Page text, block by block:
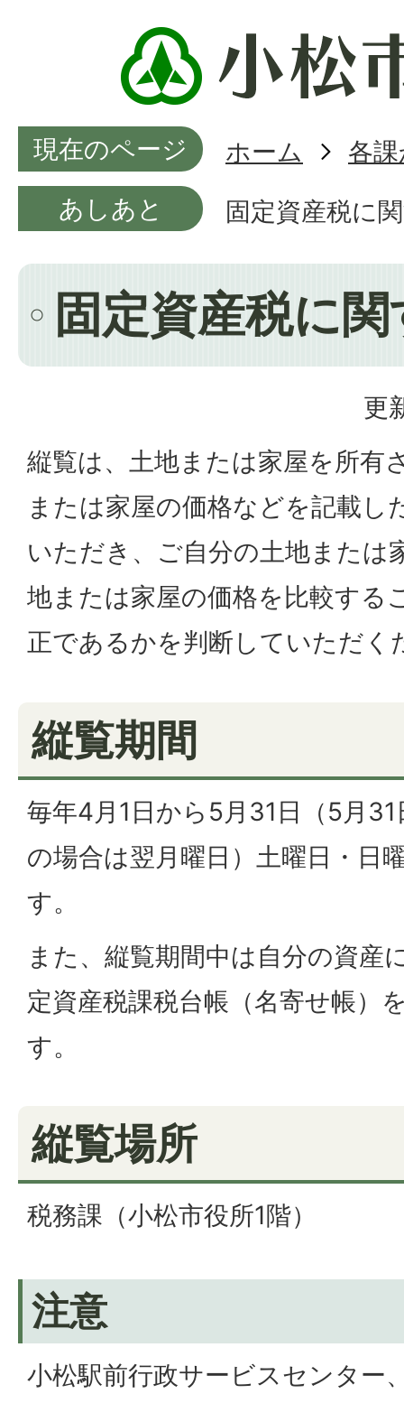
現在のページ ホーム
各
あしあと
固定資産税に
固定資産税に
更
縦覧は、土地または家屋を所有
または家屋の価格などを記載し
いただき、ご自分の土地または
地または家屋の価格を比較する
正であるかを判断していただく
縦覧期間
毎年4月1日から5月31日（5月
の場合は翌月曜日）土曜日・日
す。
また、縦覧期間中は自分の資産
定資産税課税台帳（名寄せ帳）
す。
縦覧場所
税務課（小松市役所1階）
注意
小松駅前行政サービスセンター